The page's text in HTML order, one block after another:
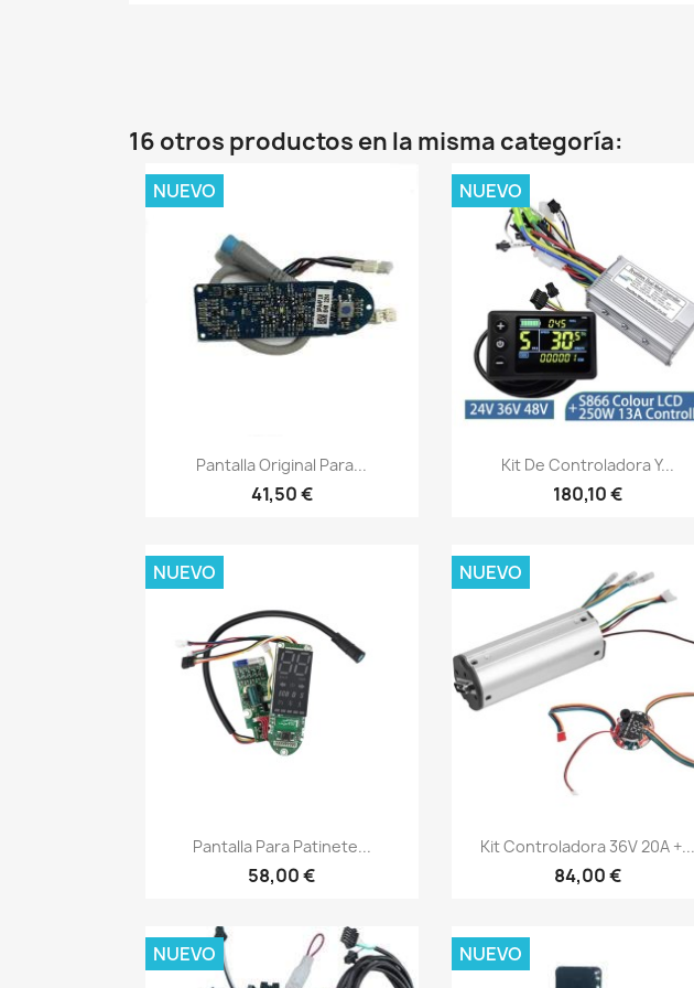
16 otros productos en la misma categoría:
Vista rápida
Pantalla Original Para...
41,50 €
NUEVO
Vista rápida
Kit De Controladora Y...
180,10 €
NUEVO
Vista rápida
Pantalla Para Patinete...
58,00 €
NUEVO
Vista rápida
Kit Controladora 36V 20A +...
84,00 €
NUEVO
NUEVO NUEVO